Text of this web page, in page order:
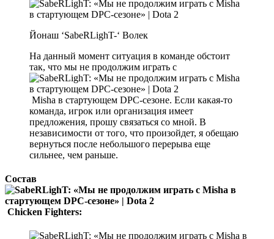
Йонаш ‘SabeRLighT-‘ Волек
На данный момент ситуация в команде обстоит
так, что мы не продолжим играть с
Misha в стартующем DPC-сезоне. Если какая-то
команда, игрок или организация имеет
предложения, прошу связаться со мной. В
независимости от того, что произойдет, я обещаю
вернуться после небольшого перерыва еще
сильнее, чем раньше.
Состав
Chicken Fighters: